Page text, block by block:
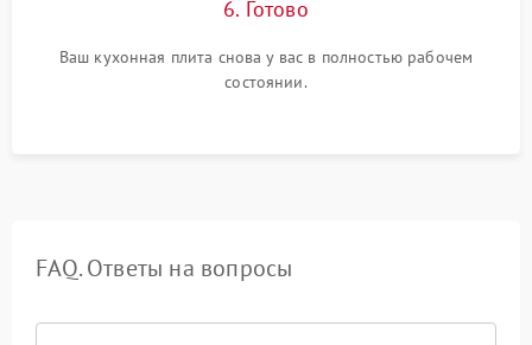
6. Готово
Ваш кухонная плита снова у вас в полностью рабочем
состоянии.
FAQ. Ответы на вопросы